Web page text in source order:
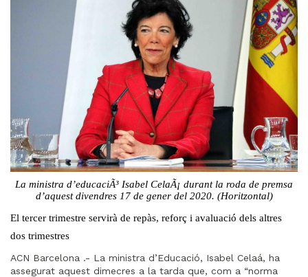
La ministra d’educaciÃ³ Isabel CelaÃ¡ durant la roda de premsa
d’aquest divendres 17 de gener del 2020. (Horitzontal)
El tercer trimestre servirà de repàs, reforç i avaluació dels altres
dos trimestres
ACN Barcelona .- La ministra d’Educació, Isabel Celaá, ha
assegurat aquest dimecres a la tarda que, com a “norma